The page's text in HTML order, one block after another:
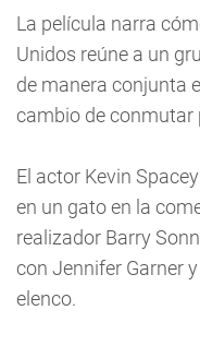
La película narra
Unidos reúne a un
de manera conjunta
cambio de conmutar
El actor Kevin
en un gato en la
realizador Barry
con Jennifer Garner
elenco.